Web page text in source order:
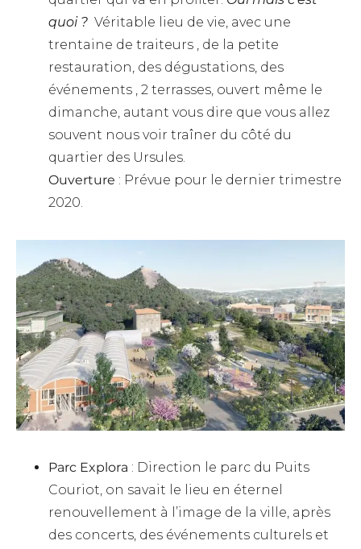
quoi ? Véritable lieu de vie, avec une
trentaine de traiteurs , de la petite
restauration, des dégustations, des
événements , 2 terrasses, ouvert même le
dimanche, autant vous dire que vous allez
souvent nous voir traîner du côté du
quartier des Ursules.
Ouverture : Prévue pour le dernier trimestre
2020.
Parc Explora : Direction le parc du Puits
Couriot, on savait le lieu en éternel
renouvellement à l’image de la ville, après
des concerts, des événements culturels et